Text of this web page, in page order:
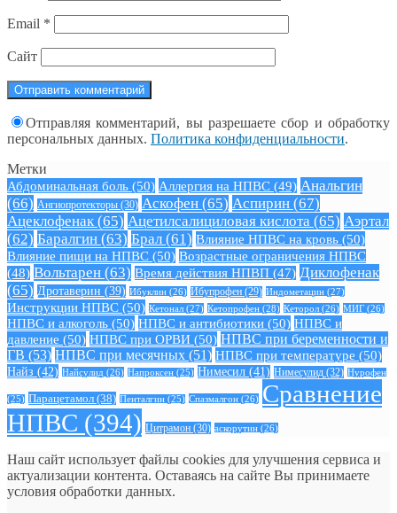
Email *
Сайт
Отправляя комментарий, вы разрешаете сбор и обработку
персональных данных. Политика конфиденциальности.
Метки
Абдоминальная боль (50) Аллергия на НПВС (49) Анальгин
(66) Ангиопротекторы (30) Аскофен (65) Аспирин (67)
Ацеклофенак (65) Ацетилсалициловая кислота (65) Аэртал
(62) Баралгин (63) Брал (61) Влияние НПВС на кровь (50)
Влияние пищи на НПВС (50) Возрастные ограничения НПВС
(48) Вольтарен (63) Время действия НПВП (47) Диклофенак
(65) Дротаверин (39) Ибуклин (26) Ибупрофен (29) Индометацин (27)
Инструкции НПВС (50) Кетонал (27) Кетопрофен (28) Кеторол (26) МИГ (26)
НПВС и алкоголь (50) НПВС и антибиотики (50) НПВС и
давление (50) НПВС при ОРВИ (50) НПВС при беременности и
ГВ (53) НПВС при месячных (51) НПВС при температуре (50)
Найз (42) Найсулид (26) Напроксен (25) Нимесил (41) Нимесулид (32) Нурофен
(25) Парацетамол (38) Пенталгин (25) Спазмалгон (26) Сравнение
НПВС (394) Цитрамон (30) аскорутин (26)
Наш сайт использует файлы cookies для улучшения сервиса и
актуализации контента. Оставаясь на сайте Вы принимаете
условия обработки данных.